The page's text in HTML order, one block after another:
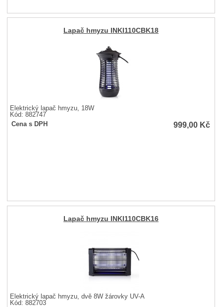
Lapač hmyzu INKI110CBK18
Elektrický lapač hmyzu, 18W
Kód: 882747
Cena s DPH
999,00 Kč
Lapač hmyzu INKI110CBK16
Elektrický lapač hmyzu, dvě 8W žárovky UV-A
Kód: 882703